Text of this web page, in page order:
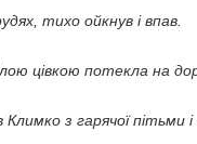
тихо ойкнув і впав.
цівкою потекла на
з гарячої пітьми і